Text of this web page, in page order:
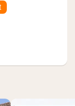
615
kr.